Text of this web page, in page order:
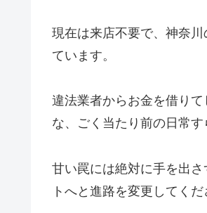
現在は来店不要で、神奈
ています。
違法業者からお金を借りて
な、ごく当たり前の日常す
甘い罠には絶対に手を出
トへと進路を変更してくだ